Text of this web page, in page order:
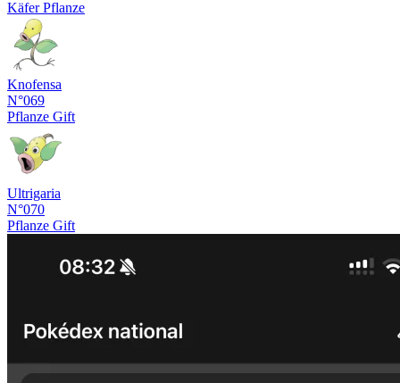
KäferPflanze
Knofensa
N°069
Pflanze Gift
Ultrigaria
N°070
Pflanze Gift